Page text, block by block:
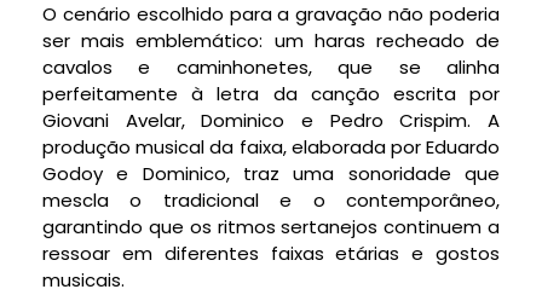
O cenário escolhido para a gravação não poderia
ser mais emblemático: um haras recheado de
cavalos e caminhonetes, que se alinha
perfeitamente à letra da canção escrita por
Giovani Avelar, Dominico e Pedro Crispim. A
produção musical da faixa, elaborada por Eduardo
Godoy e Dominico, traz uma sonoridade que
mescla o tradicional e o contemporâneo,
garantindo que os ritmos sertanejos continuem a
ressoar em diferentes faixas etárias e gostos
musicais.